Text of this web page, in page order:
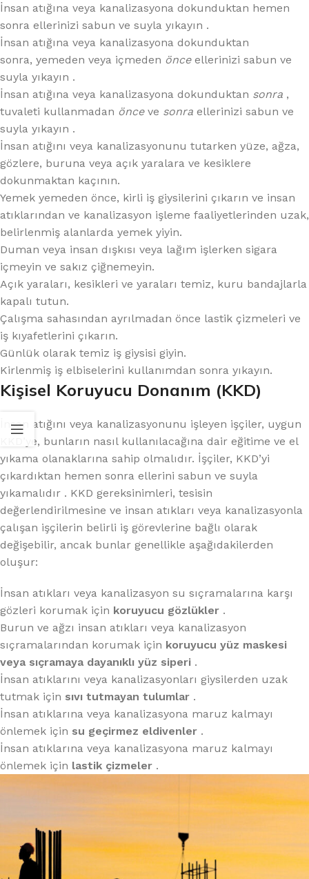
İnsan atığına veya kanalizasyona dokunduktan hemen
sonra ellerinizi sabun ve suyla yıkayın .
İnsan atığına veya kanalizasyona dokunduktan
sonra, yemeden veya içmeden önceellerinizi sabun ve
suyla yıkayın .
İnsan atığına veya kanalizasyona dokunduktan sonra ,
tuvaleti kullanmadan önceve sonra ellerinizi sabun ve
suyla yıkayın .
İnsan atığını veya kanalizasyonunu tutarken yüze, ağza,
gözlere, buruna veya açık yaralara ve kesiklere
dokunmaktan kaçının.
Yemek yemeden önce, kirli iş giysilerini çıkarın ve insan
atıklarından ve kanalizasyon işleme faaliyetlerinden uzak,
belirlenmiş alanlarda yemek yiyin.
Duman veya insan dışkısı veya lağım işlerken sigara
içmeyin ve sakız çiğnemeyin.
Açık yaraları, kesikleri ve yaraları temiz, kuru bandajlarla
kapalı tutun.
Çalışma sahasından ayrılmadan önce lastik çizmeleri ve
iş kıyafetlerini çıkarın.
Günlük olarak temiz iş giysisi giyin.
Kirlenmiş iş elbiselerini kullanımdan sonra yıkayın.
Kişisel Koruyucu Donanım (KKD)
İnsan atığını veya kanalizasyonunu işleyen işçiler, uygun
KKD’ye, bunların nasıl kullanılacağına dair eğitime ve el
yıkama olanaklarına sahip olmalıdır. İşçiler, KKD’yi
çıkardıktan hemen sonra ellerini sabun ve suyla
yıkamalıdır . KKD gereksinimleri, tesisin
değerlendirilmesine ve insan atıkları veya kanalizasyonla
çalışan işçilerin belirli iş görevlerine bağlı olarak
değişebilir, ancak bunlar genellikle aşağıdakilerden
oluşur:
İnsan atıkları veya kanalizasyon su sıçramalarına karşı
gözleri korumak için koruyucu gözlükler .
Burun ve ağzı insan atıkları veya kanalizasyon
sıçramalarından korumak için koruyucu yüz maskesi
veya sıçramaya dayanıklı yüz siperi .
İnsan atıklarını veya kanalizasyonları giysilerden uzak
tutmak için sıvı tutmayan tulumlar .
İnsan atıklarına veya kanalizasyona maruz kalmayı
önlemek için su geçirmez eldivenler .
İnsan atıklarına veya kanalizasyona maruz kalmayı
önlemek için lastik çizmeler .